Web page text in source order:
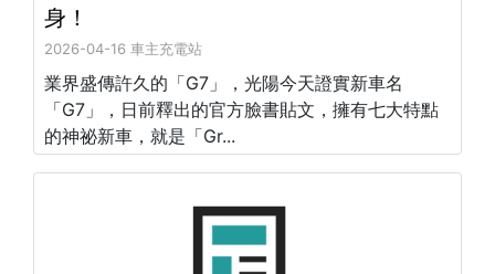
身！
2026-04-16 車主充電站
業界盛傳許久的「G7」，光陽今天證實新車名
「G7」，日前釋出的官方臉書貼文，擁有七大特點
的神祕新車，就是「Gr...